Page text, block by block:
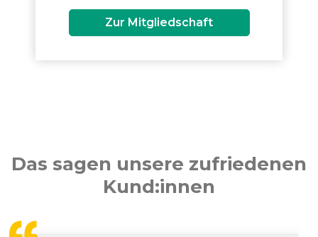
Zur Mitgliedschaft
Das sagen unsere zufriedenen
Kund:innen